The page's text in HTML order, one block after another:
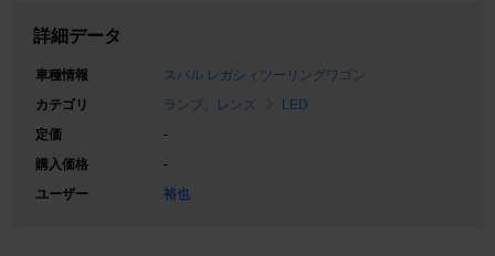
詳細データ
車種情報
スバル レガシィツーリングワゴン
カテゴリ
ランプ、レンズ
LED
定価
-
購入価格
-
ユーザー
裕也